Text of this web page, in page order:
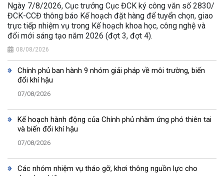
Ngày 7/8/2026, Cục trưởng Cục ĐCK ký công văn số 2830/
ĐCK-CCĐ thông báo Kế hoạch đặt hàng để tuyển chọn, giao
trực tiếp nhiệm vụ trong Kế hoạch khoa học, công nghệ và
đổi mới sáng tạo năm 2026 (đợt 3, đợt 4).
08/08/2026
Chính phủ ban hành 9 nhóm giải pháp về môi trường, biến
đổi khí hậu
07/08/2026
Kế hoạch hành động của Chính phủ nhằm ứng phó thiên tai
và biến đổi khí hậu
07/08/2026
Các nhóm nhiệm vụ tháo gỡ, khơi thông nguồn lực cho